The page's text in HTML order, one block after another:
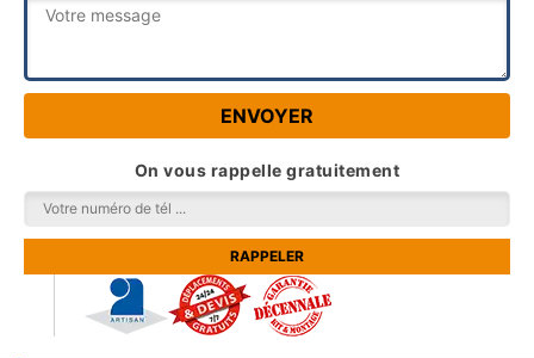
On vous rappelle gratuitement